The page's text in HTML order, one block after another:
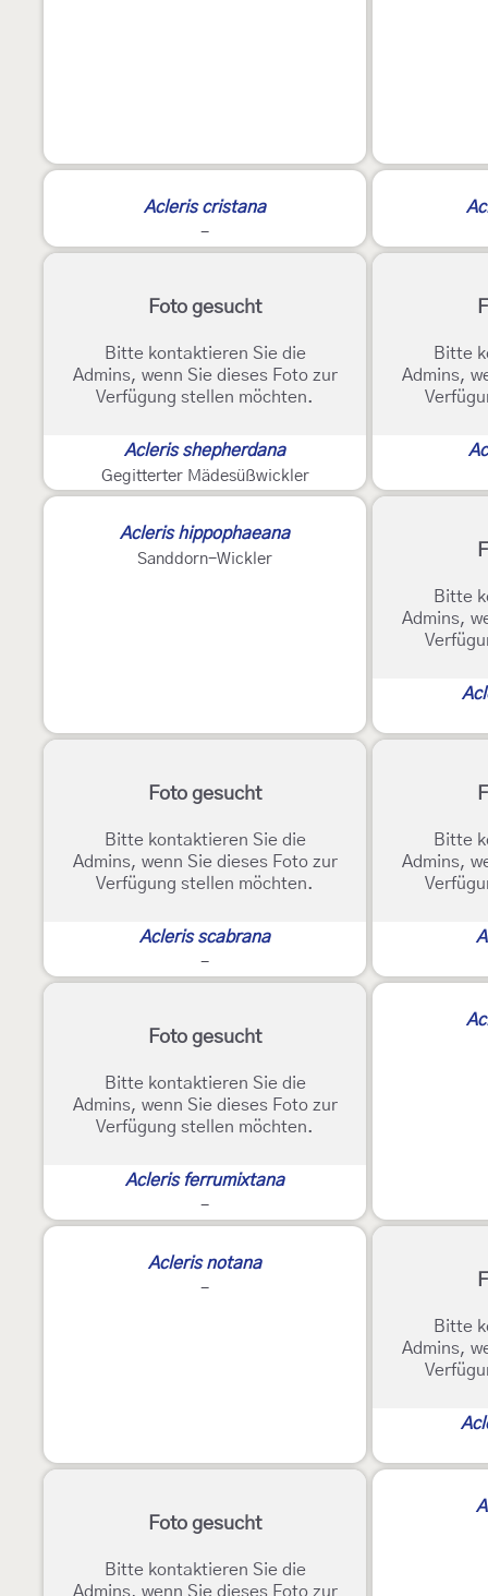
Acleris cristana
-
Foto gesucht
Bitte kontaktieren Sie die
Admins, wenn Sie dieses Foto zur
Verfügung stellen möchten.
Acleris shepherdana
Gegitterter Mädesüßwickler
Bitte
Admins,
Acleris hippophaeana
Sanddorn-Wickler
Bitte
Admins,
Foto gesucht
Bitte kontaktieren Sie die
Admins, wenn Sie dieses Foto zur
Verfügung stellen möchten.
Acleris scabrana
-
Bitte
Admins,
Foto gesucht
Bitte kontaktieren Sie die
Admins, wenn Sie dieses Foto zur
Verfügung stellen möchten.
Acleris ferrumixtana
-
Acleris notana
-
Bitte
Admins,
Foto gesucht
Bitte kontaktieren Sie die
Admins, wenn Sie dieses Foto zur